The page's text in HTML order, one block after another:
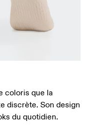
coloris que la
discrète. Son design
du quotidien.